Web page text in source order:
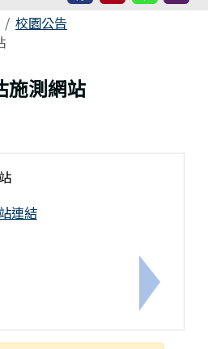
校園公告
施測網站
文營
連結
下一筆：